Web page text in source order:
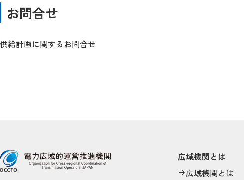
お問合せ
供給計画に関するお問合せ
広域機関とは
広域機関とは